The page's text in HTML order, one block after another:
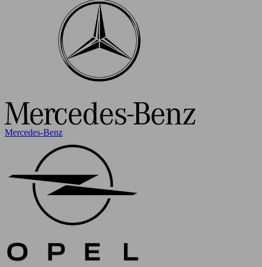
Mercedes-Benz